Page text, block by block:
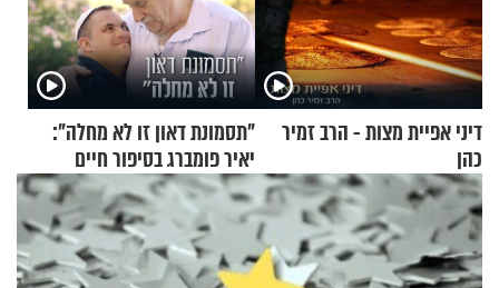
דיני אפיית מצות - הרב זמיר
כהן
"תסמונת דאון זו לא מחלה":
יאיר פומברג בסיפור חיים
מעורר השראה